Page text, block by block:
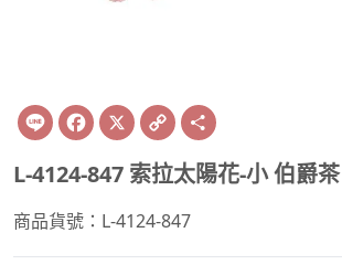
Line Facebook
X Copy
Link
L-4124-847 索拉太陽花-小 伯爵茶
商品貨號：L-4124-847